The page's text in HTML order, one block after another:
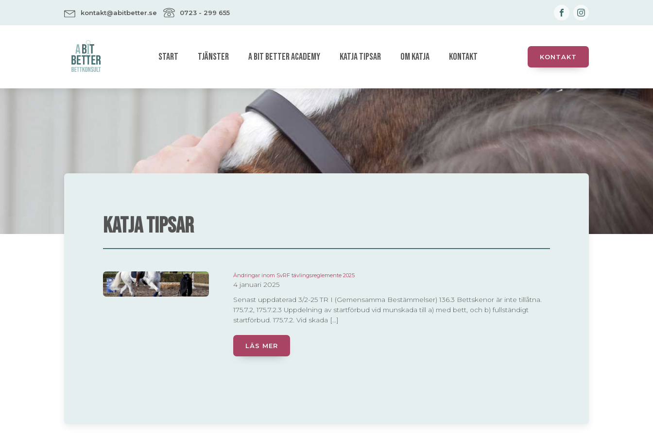
kontakt@abitbetter.se 0723 - 299 655
START TJÄNSTER A BIT BETTER ACADEMY KATJA TIPSAR OM KATJA KONTAKT KONTAKT
Katja Tipsar
Ändringar inom SvRF tävlingsreglemente 2025
4 januari 2025
Senast uppdaterad 3/2-25 TR I (Gemensamma Bestämmelser) 136.3 Bettskenor är inte tillåtna.
175.7.2, 175.7.2.3 Uppdelning av startförbud vid munskada till a) med bett, och b) fullständigt
startförbud. 175.7.2. Vid skada […]
LÄS MER